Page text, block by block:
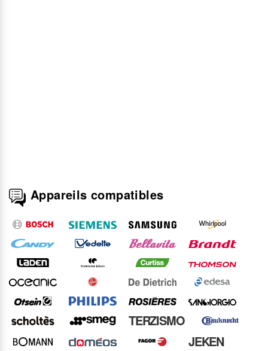
Appareils compatibles
TERZISMO
JEKEN